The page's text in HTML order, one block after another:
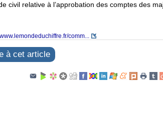
civil relative à l’approbation des comptes des
comm...
à cet article